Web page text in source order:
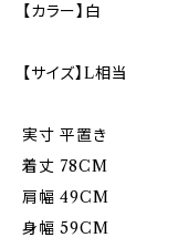
【カラー】白
【サイズ】L相当
実寸 平置き
着丈 78CM
肩幅 49CM
身幅 59CM